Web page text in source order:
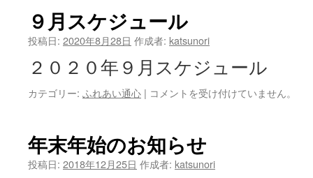
ジ
ュ
ル
は
９月スケジュール
投稿日: 2020年8月28日 作成者: katsunori
２０２０年９月スケジュール
カテゴリー: ふれあい通心 | ９
ケ
ジ
ュ
コメントを受け付けていません。
年末年始のお知らせ
投稿日: 2018年12月25日 作成者: katsunori